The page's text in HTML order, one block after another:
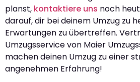
planst, kontaktiere uns noch
darauf, dir bei deinem Umzug zu
Erwartungen zu übertreffen.
Umzugsservice von Maier
machen deinen Umzug zu einer
angenehmen Erfahrung!